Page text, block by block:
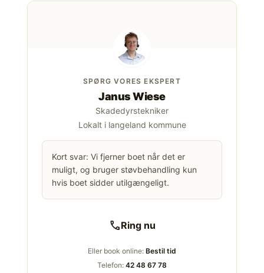
SPØRG VORES EKSPERT
Janus Wiese
Skadedyrstekniker
Lokalt i langeland kommune
Kort svar: Vi fjerner boet når det er
muligt, og bruger støvbehandling kun
hvis boet sidder utilgængeligt.
callRing nu
Eller book online: Bestil tid
Telefon: 42 48 67 78